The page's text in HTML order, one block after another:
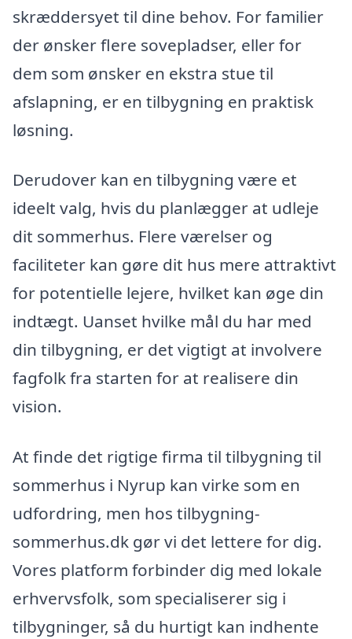
skræddersyet til dine behov. For familier
der ønsker flere sovepladser, eller for
dem som ønsker en ekstra stue til
afslapning, er en tilbygning en praktisk
løsning.
Derudover kan en tilbygning være et
ideelt valg, hvis du planlægger at udleje
dit sommerhus. Flere værelser og
faciliteter kan gøre dit hus mere attraktivt
for potentielle lejere, hvilket kan øge din
indtægt. Uanset hvilke mål du har med
din tilbygning, er det vigtigt at involvere
fagfolk fra starten for at realisere din
vision.
At finde det rigtige firma til tilbygning til
sommerhus i Nyrup kan virke som en
udfordring, men hos tilbygning-
sommerhus.dk gør vi det lettere for dig.
Vores platform forbinder dig med lokale
erhvervsfolk, som specialiserer sig i
tilbygninger, så du hurtigt kan indhente